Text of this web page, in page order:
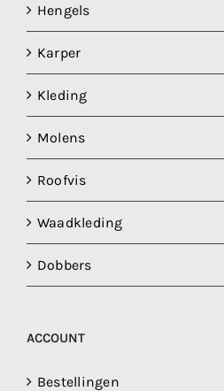
Hengels
Karper
Kleding
Molens
Roofvis
Waadkleding
Dobbers
ACCOUNT
Bestellingen